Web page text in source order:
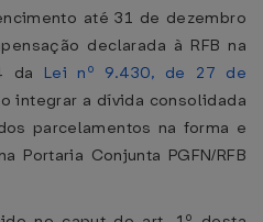
até 31 de dezembro
declarada à RFB na
da Lei nº 9.430, de 27 de
integrar a dívida consolidada
parcelamentos na forma e
Portaria Conjunta PGFN/RFB